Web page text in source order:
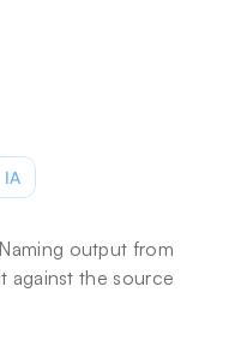
IA
output from
against the source